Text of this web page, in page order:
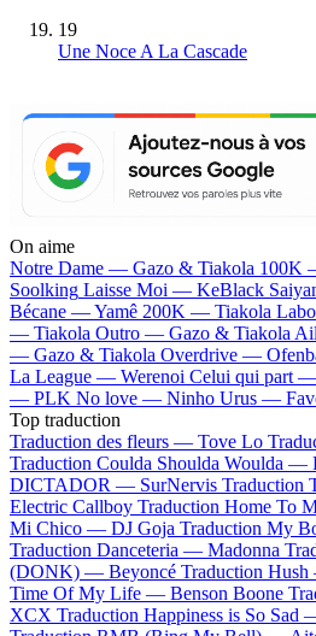
19
Une Noce A La Cascade
On aime
Notre Dame — Gazo & Tiakola 100K
Soolking Laisse Moi — KeBlack
Bécane —Yamê 200K — Tiakola
— Tiakola Outro — Gazo & Tiakola
— Gazo & Tiakola Overdrive —
La League — Werenoi Celui qui part —
— PLK No love — Ninho Urus —
Top traduction
Traduction des fleurs — Tove Lo
Traduction Coulda Shoulda Woulda —
DICTADOR — SurNervis Traduction
Electric Callboy Traduction Home To
Mi Chico — DJ Goja Traduction My
Traduction Danceteria — Madonna
(DONK) — Beyoncé Traduction
Time Of My Life — Benson Boone
XCX Traduction Happiness is So Sad